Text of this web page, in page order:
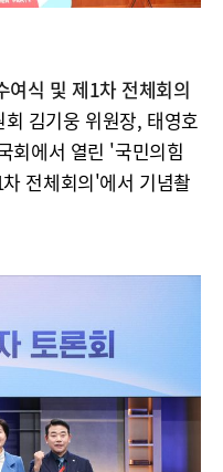
여식 및 제1차 전체회의
김기웅 위원장, 태영호
회에서 열린 '국민의힘
전체회의'에서 기념촬